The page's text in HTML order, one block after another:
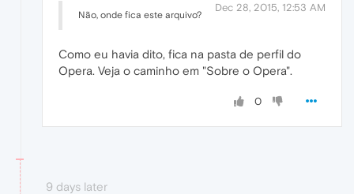
Dec 28, 2015, 12:53 AM
Não, onde fica este arquivo?
Como eu havia dito, fica na pasta de perfil do
Opera. Veja o caminho em "Sobre o Opera".
0
9 days later